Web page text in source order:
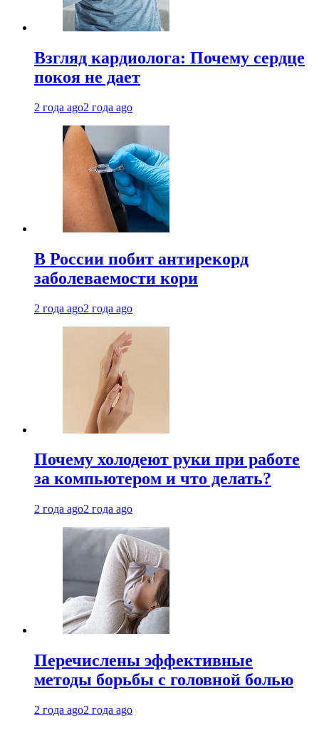
Взгляд кардиолога: Почему сердце
покоя не дает
2 года ago2 года ago
В России побит антирекорд
заболеваемости кори
2 года ago2 года ago
Почему холодеют руки при работе
за компьютером и что делать?
2 года ago2 года ago
Перечислены эффективные
методы борьбы с головной болью
2 года ago2 года ago